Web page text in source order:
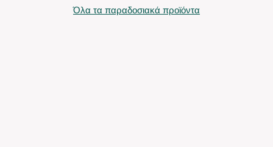
Όλα τα παραδοσιακά προϊόντα